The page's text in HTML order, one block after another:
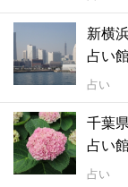
新横
占い
占い
千葉
占い
占い